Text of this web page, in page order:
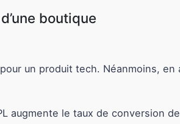
boutique
un produit tech. Néanmoins,
augmente le taux de conversion